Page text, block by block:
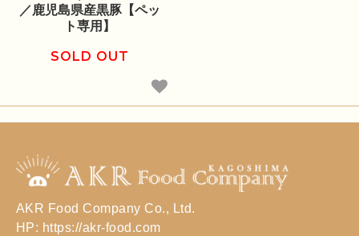
／鹿児島県産黒豚【ペッ
ト専用】
SOLD OUT
AKR Food Company Co., Ltd.
HP: https://akr-food.com